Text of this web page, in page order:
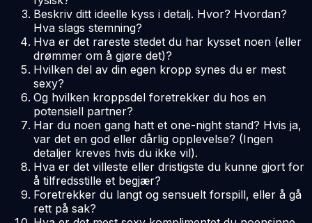
Beskriv ditt ideelle kyss i detalj. Hvor? Hvordan?
Hva slags stemning?
Hva er det rareste stedet du har kysset noen (eller
drømmer om å gjøre det)?
Hvilken del av din egen kropp synes du er mest
sexy?
Og hvilken kroppsdel foretrekker du hos en
potensiell partner?
Har du noen gang hatt et one-night stand? Hvis ja,
var det en god eller dårlig opplevelse? (Ingen
detaljer kreves hvis du ikke vil).
Hva er det villeste eller dristigste du kunne gjort for
å tilfredsstille et begjær?
Foretrekker du langt og sensuelt forspill, eller å gå
rett på sak?